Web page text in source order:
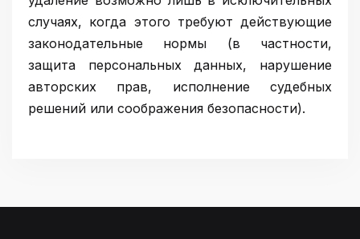
случаях, когда этого требуют действующие
законодательные нормы (в частности,
защита персональных данных, нарушение
авторских прав, исполнение судебных
решений или соображения безопасности).